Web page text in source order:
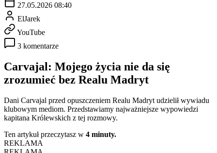
27.05.2026 08:40
ElJarek
YouTube
3 komentarze
Carvajal: Mojego życia nie da się
zrozumieć bez Realu Madryt
Dani Carvajal przed opuszczeniem Realu Madryt udzielił wywiadu
klubowym mediom. Przedstawiamy najważniejsze wypowiedzi
kapitana Królewskich z tej rozmowy.
Ten artykuł przeczytasz w 4 minuty.
REKLAMA